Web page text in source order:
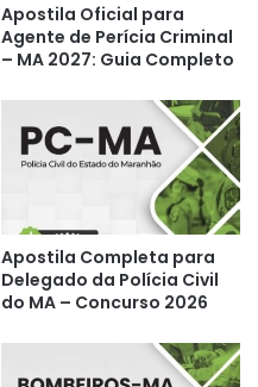
Apostila Oficial para
Agente de Perícia Criminal
– MA 2027: Guia Completo
Apostila Completa para
Delegado da Polícia Civil
do MA – Concurso 2026